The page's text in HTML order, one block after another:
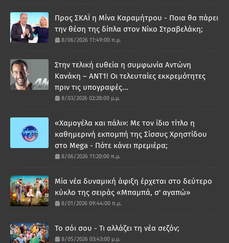
Προς ΣΚΑΪ η Μίνα Καραμήτρου - Ποια θα πάρει
την θέση της δίπλα στον Νίκο Στραβελάκη;
8/06/2026 11:49:00 π.μ.
Στην τελική ευθεία η συμφωνία Αντώνη
Κανάκη – ΑΝΤ1! Οι τελευταίες εκκρεμότητες
πριν τις υπογραφές...
8/03/2026 02:28:00 μ.μ.
«Χαμογέλα και πάλι»: Με τον ίδιο τίτλο η
καθημερινή εκπομπή της Σίσσυς Χρηστίδου
στο Mega - Πότε κάνει πρεμιέρα;
8/06/2026 11:20:00 π.μ.
Μία νέα δυναμική άφιξη έρχεται στο δεύτερο
κύκλο της σειράς «Μπαμπά, σ' αγαπώ»
8/01/2026 09:44:00 π.μ.
Το σόι σου - Τι αλλάζει τη νέα σεζόν;
8/05/2026 03:43:00 μ.μ.